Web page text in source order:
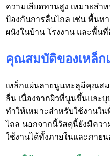
ความเสียดทานสูง เหมาะสำ
ป้องกันการลื่นไถล เช่น พื้นท
ผนังในบ้าน โรงงาน และพื้น
คุณสมบัติของเหล็ก
เหล็กแผ่นลายนูนทะลุมีคุณสม
ลื่น เนื่องจากผิวที่นูนขึ้นและบุ
ทำให้เหมาะสำหรับใช้งานใ
ไถล นอกจากนี้วัสดุนี้ยังมีคว
ใช้งานได้ทั้งภายในและภาย